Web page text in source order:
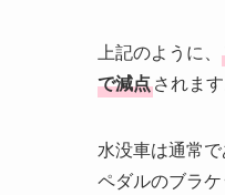
上記のように、
で減点されます
水没車は通常
ペダルのブラ